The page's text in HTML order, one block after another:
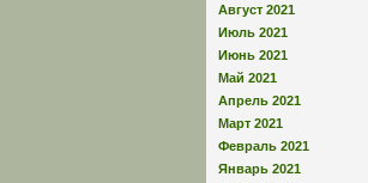
Август 2021
Июль 2021
Июнь 2021
Май 2021
Апрель 2021
Март 2021
Февраль 2021
Январь 2021